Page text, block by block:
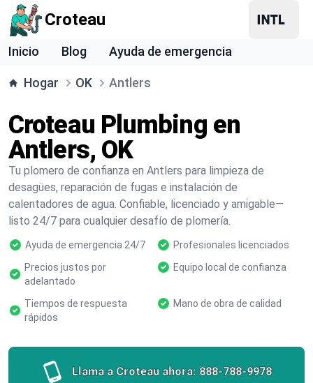
Croteau
Inicio Blog Ayuda de emergencia
Hogar OK Antlers
Croteau Plumbing en
Antlers, OK
Tu plomero de confianza en Antlers para limpieza de
desagües, reparación de fugas e instalación de
calentadores de agua. Confiable, licenciado y amigable—
listo 24/7 para cualquier desafío de plomería.
Ayuda de emergencia 24/7
Profesionales licenciados
Precios justos por
adelantado
Equipo local de confianza
Tiempos de respuesta
rápidos
Mano de obra de calidad
Llama a Croteau ahora: 888-788-9978